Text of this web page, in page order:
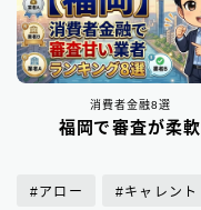
消費者金融8選
福岡で審査が柔軟
アロー キャレント